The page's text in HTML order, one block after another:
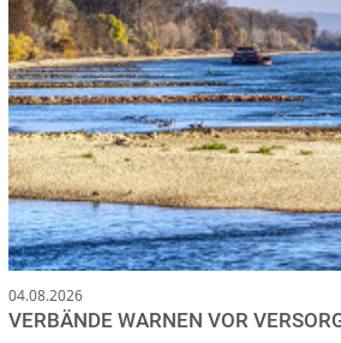
04.08.2026
VERBÄNDE WARNEN VOR